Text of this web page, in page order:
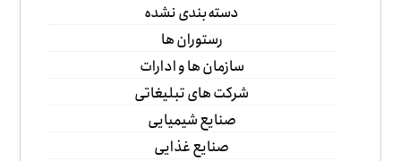
دسته‌بندی نشده
رستوران ها
سازمان ها و ادارات
شرکت های تبلیغاتی
صنایع شیمیایی
صنایع غذایی